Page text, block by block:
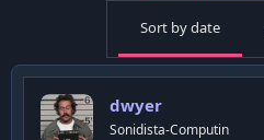
Sort by date
dwyer
Sonidista-Computin